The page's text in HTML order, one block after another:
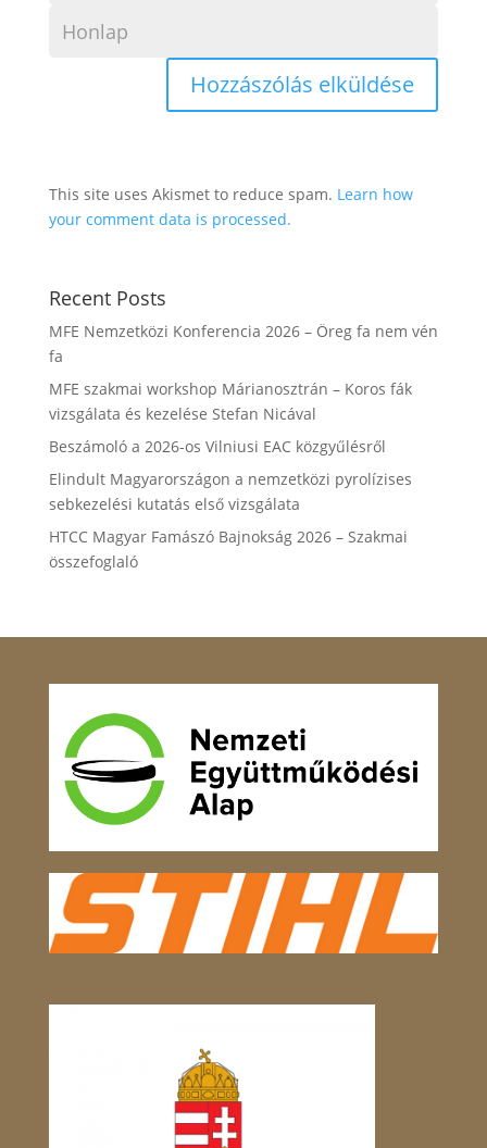
This site uses Akismet to reduce spam. Learn how
your comment data is processed.
Recent Posts
MFE Nemzetközi Konferencia 2026 – Öreg fa nem vén
fa
MFE szakmai workshop Márianosztrán – Koros fák
vizsgálata és kezelése Stefan Nicával
Beszámoló a 2026-os Vilniusi EAC közgyűlésről
Elindult Magyarországon a nemzetközi pyrolízises
sebkezelési kutatás első vizsgálata
HTCC Magyar Famászó Bajnokság 2026 – Szakmai
összefoglaló